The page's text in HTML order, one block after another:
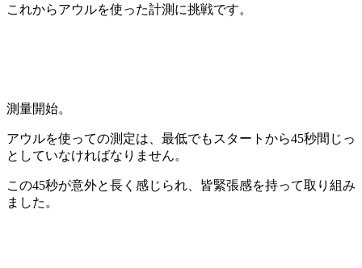
これからアウルを使った計測に挑戦です。
測量開始。
アウルを使っての測定は、最低でもスタートから45秒間じっ
としていなければなりません。
この45秒が意外と長く感じられ、皆緊張感を持って取り組み
ました。